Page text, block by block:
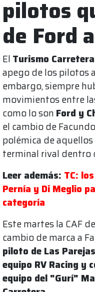
pilotos
de Ford
El Turismo Carretera
apego de los pilotos
embargo, siempre
movimientos entre
como lo son Ford y
el cambio de
polémica de
terminal rival dentro
Leer además: TC:
Pernía y Di Meglio
categoría
Este martes la CAF
cambio de marca a
piloto de Las
equipo RV Racing y
equipo del "Gurí"